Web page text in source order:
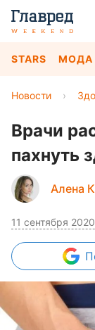
STARS МОДА
Новости ›
Врачи
пахнуть
Алена
11 сентября